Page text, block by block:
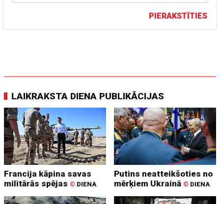
PIERAKSTĪTIES
LAIKRAKSTA DIENA PUBLIKĀCIJAS
Francija kāpina savas
militārās spējas © DIENA
Putins neatteikšoties no
mērķiem Ukrainā © DIENA